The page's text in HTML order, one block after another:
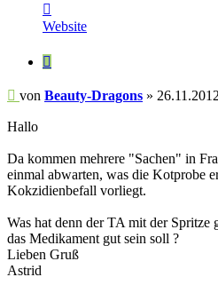
von
Beauty-
Dragons
Website
Zitieren
Beitrag
von Beauty-Dragons »
Hallo
Da kommen mehrere "Sachen" in
einmal abwarten, was die Kotprobe
Kokzidienbefall vorliegt.
Was hat denn der TA mit der Spritze
das Medikament gut sein soll ?
Lieben Gruß
Astrid